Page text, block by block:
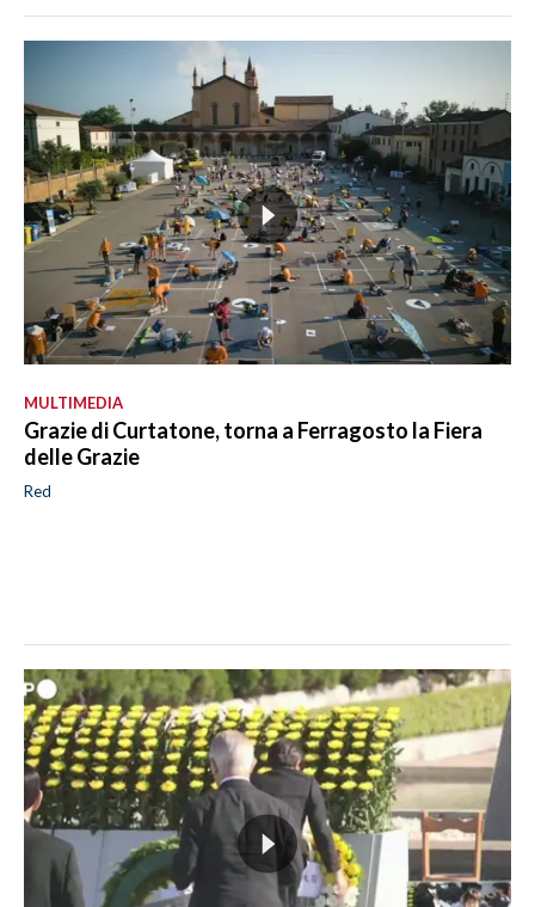
MULTIMEDIA
Grazie di Curtatone, torna a Ferragosto la Fiera
delle Grazie
Red